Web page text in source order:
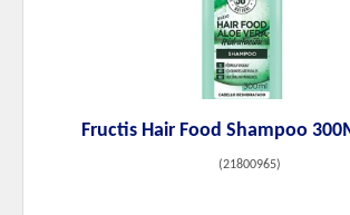
Fructis Hair Food Shampoo
(21800965)